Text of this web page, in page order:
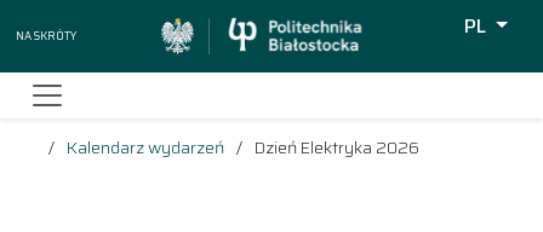
Na skróty
PL
Kalendarz wydarzeń Dzień Elektryka 2026